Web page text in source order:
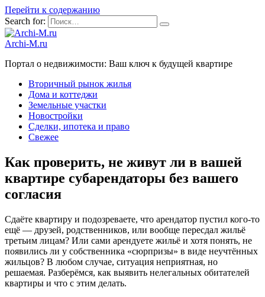
Перейти к содержанию
Search for:
Archi-M.ru
Портал о недвижимости: Ваш ключ к будущей квартире
Вторичный рынок жилья
Дома и коттеджи
Земельные участки
Новостройки
Сделки, ипотека и право
Свежее
Как проверить, не живут ли в вашей
квартире субарендаторы без вашего
согласия
Сдаёте квартиру и подозреваете, что арендатор пустил кого-то
ещё — друзей, родственников, или вообще пересдал жильё
третьим лицам? Или сами арендуете жильё и хотя понять, не
появились ли у собственника «сюрпризы» в виде неучтённых
жильцов? В любом случае, ситуация неприятная, но
решаемая. Разберёмся, как выявить нелегальных обитателей
квартиры и что с этим делать.